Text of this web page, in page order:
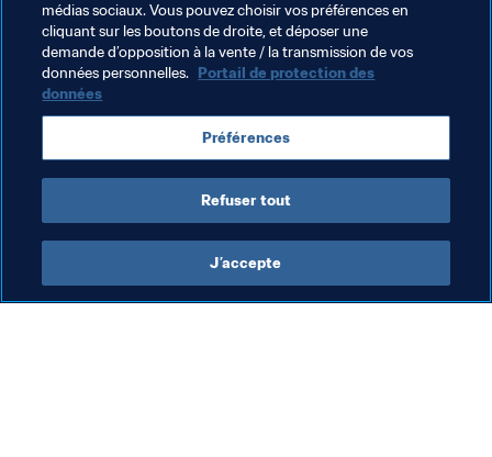
Arbitrage Associations Membres
Organisation
Innovation
médias sociaux. Vous pouvez choisir vos préférences en
cliquant sur les boutons de droite, et déposer une
demande d’opposition à la vente / la transmission de vos
données personnelles. Portail de protection des
données
Préférences
Refuser tout
J’accepte